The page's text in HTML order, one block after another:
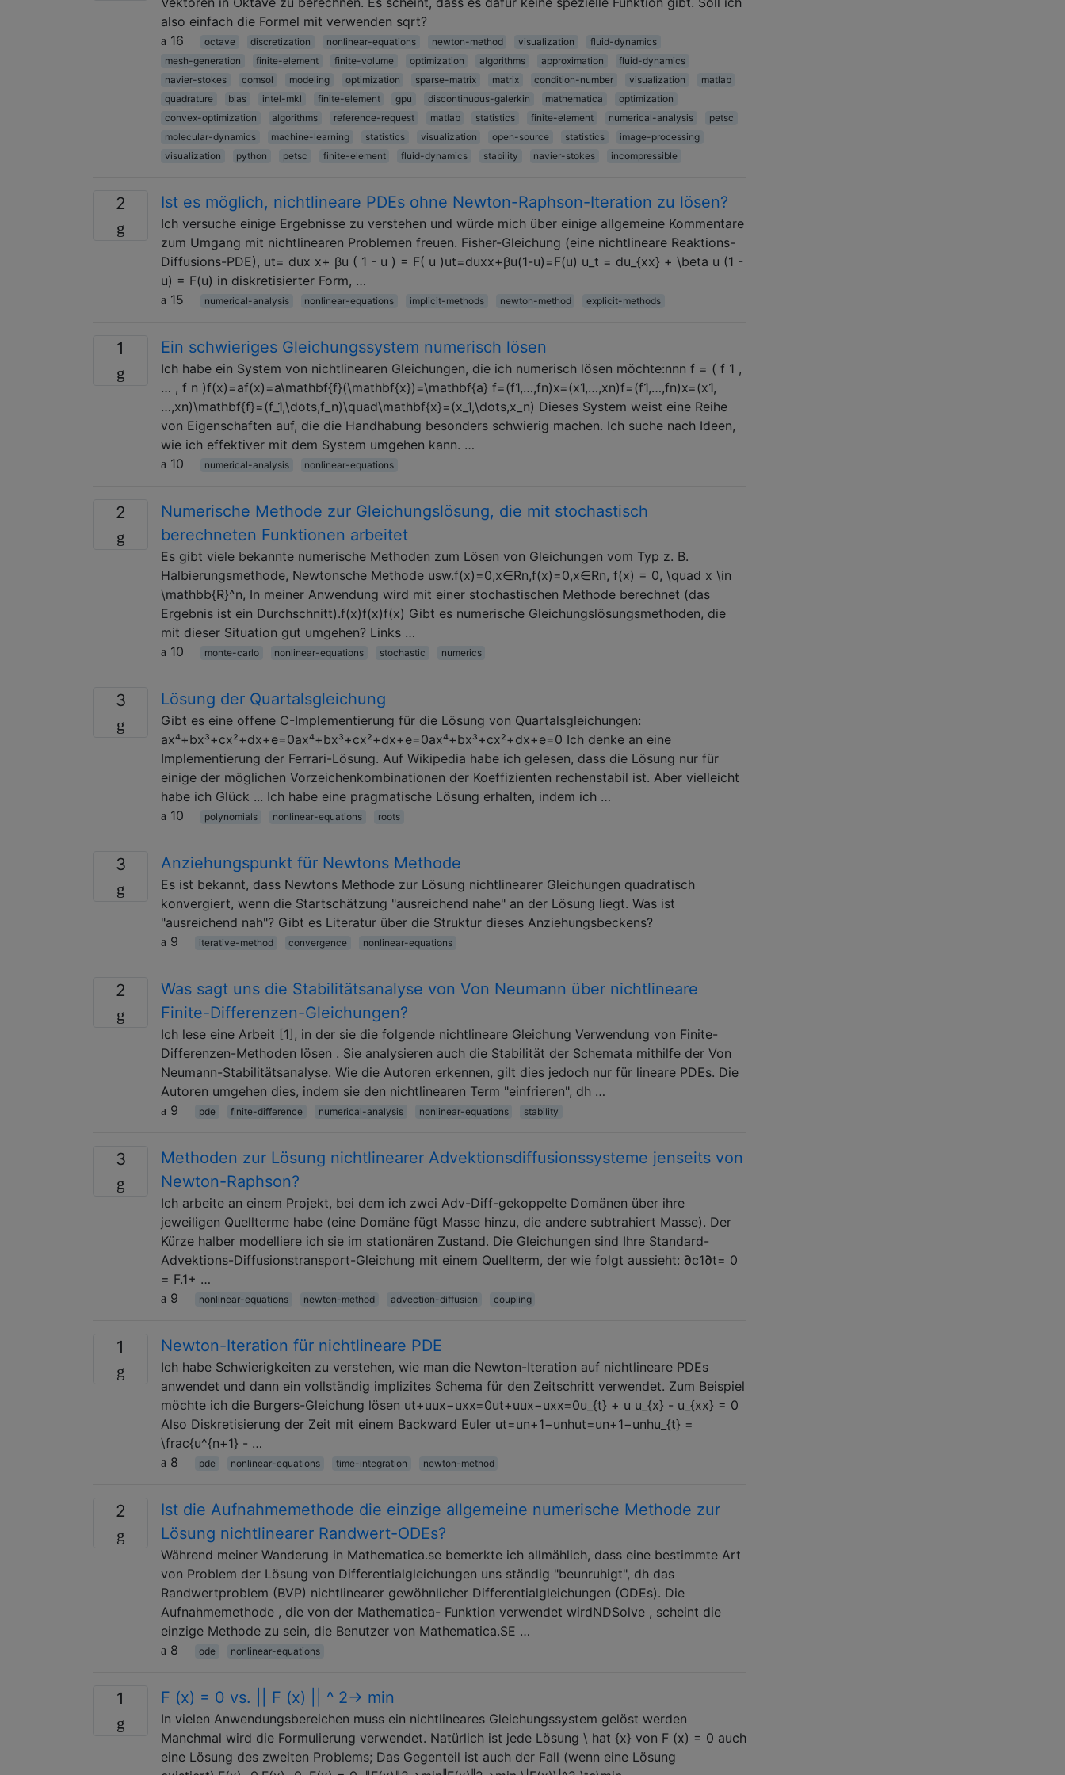
also einfach die Formel mit verwenden sqrt?
16
octave discretization nonlinear-equations newton-method visualization
fluid-dynamics
mesh-generation
finite-element finite-volume optimization algorithms approximation
fluid-dynamics
navier-stokes
comsol modeling optimization sparse-matrix matrix condition-number visualization
matlab
quadrature
blas intel-mkl finite-element gpu discontinuous-galerkin mathematica
optimization
convex-optimization
algorithms reference-request matlab statistics finite-element numerical-analysis
petsc
molecular-dynamics
machine-learning statistics visualization open-source statistics
image-processing
visualization
python petsc finite-element fluid-dynamics stability navier-stokes incompressible
2 Ist es möglich, nichtlineare PDEs ohne Newton-Raphson-Iteration zu lösen?
Ich versuche einige Ergebnisse zu verstehen und würde mich über einige allgemeine Kommentare
zum Umgang mit nichtlinearen Problemen freuen. Fisher-Gleichung (eine nichtlineare Reaktions-
Diffusions-PDE), ut= dux x+ βu ( 1 - u ) = F( u )ut=duxx+βu(1-u)=F(u) u_t = du_{xx} + \beta u (1 -
u) = F(u) in diskretisierter Form, …
15
numerical-analysis nonlinear-equations implicit-methods newton-method explicit-methods
1 Ein schwieriges Gleichungssystem numerisch lösen
Ich habe ein System von nichtlinearen Gleichungen, die ich numerisch lösen möchte:nnn f = ( f 1 ,
… , f n )f(x)=af(x)=a\mathbf{f}(\mathbf{x})=\mathbf{a} f=(f1,…,fn)x=(x1,…,xn)f=(f1,…,fn)x=(x1,
…,xn)\mathbf{f}=(f_1,\dots,f_n)\quad\mathbf{x}=(x_1,\dots,x_n) Dieses System weist eine Reihe
von Eigenschaften auf, die die Handhabung besonders schwierig machen. Ich suche nach Ideen,
wie ich effektiver mit dem System umgehen kann. …
10
numerical-analysis nonlinear-equations
2
Numerische Methode zur Gleichungslösung, die mit stochastisch
berechneten Funktionen arbeitet
Es gibt viele bekannte numerische Methoden zum Lösen von Gleichungen vom Typ z. B.
Halbierungsmethode, Newtonsche Methode usw.f(x)=0,x∈Rn,f(x)=0,x∈Rn, f(x) = 0, \quad x \in
\mathbb{R}^n, In meiner Anwendung wird mit einer stochastischen Methode berechnet (das
Ergebnis ist ein Durchschnitt).f(x)f(x)f(x) Gibt es numerische Gleichungslösungsmethoden, die
mit dieser Situation gut umgehen? Links …
10
monte-carlo nonlinear-equations stochastic numerics
3 Lösung der Quartalsgleichung
Gibt es eine offene C-Implementierung für die Lösung von Quartalsgleichungen:
ax⁴+bx³+cx²+dx+e=0ax⁴+bx³+cx²+dx+e=0ax⁴+bx³+cx²+dx+e=0 Ich denke an eine
Implementierung der Ferrari-Lösung. Auf Wikipedia habe ich gelesen, dass die Lösung nur für
einige der möglichen Vorzeichenkombinationen der Koeffizienten rechenstabil ist. Aber vielleicht
habe ich Glück ... Ich habe eine pragmatische Lösung erhalten, indem ich …
10
polynomials nonlinear-equations roots
3 Anziehungspunkt für Newtons Methode
Es ist bekannt, dass Newtons Methode zur Lösung nichtlinearer Gleichungen quadratisch
konvergiert, wenn die Startschätzung "ausreichend nahe" an der Lösung liegt. Was ist
"ausreichend nah"? Gibt es Literatur über die Struktur dieses Anziehungsbeckens?
9
iterative-method convergence nonlinear-equations
2
Was sagt uns die Stabilitätsanalyse von Von Neumann über nichtlineare
Finite-Differenzen-Gleichungen?
Ich lese eine Arbeit [1], in der sie die folgende nichtlineare Gleichung Verwendung von Finite-
Differenzen-Methoden lösen . Sie analysieren auch die Stabilität der Schemata mithilfe der Von
Neumann-Stabilitätsanalyse. Wie die Autoren erkennen, gilt dies jedoch nur für lineare PDEs. Die
Autoren umgehen dies, indem sie den nichtlinearen Term "einfrieren", dh …
9
pde finite-difference numerical-analysis nonlinear-equations stability
3
Methoden zur Lösung nichtlinearer Advektionsdiffusionssysteme jenseits von
Newton-Raphson?
Ich arbeite an einem Projekt, bei dem ich zwei Adv-Diff-gekoppelte Domänen über ihre
jeweiligen Quellterme habe (eine Domäne fügt Masse hinzu, die andere subtrahiert Masse). Der
Kürze halber modelliere ich sie im stationären Zustand. Die Gleichungen sind Ihre Standard-
Advektions-Diffusionstransport-Gleichung mit einem Quellterm, der wie folgt aussieht: ∂c1∂t= 0
= F.1+ …
9
nonlinear-equations newton-method advection-diffusion coupling
1 Newton-Iteration für nichtlineare PDE
Ich habe Schwierigkeiten zu verstehen, wie man die Newton-Iteration auf nichtlineare PDEs
anwendet und dann ein vollständig implizites Schema für den Zeitschritt verwendet. Zum Beispiel
möchte ich die Burgers-Gleichung lösen ut+uux−uxx=0ut+uux−uxx=0u_{t} + u u_{x} - u_{xx} = 0
Also Diskretisierung der Zeit mit einem Backward Euler ut=un+1−unhut=un+1−unhu_{t} =
\frac{u^{n+1} - …
8
pde nonlinear-equations time-integration newton-method
2
Ist die Aufnahmemethode die einzige allgemeine numerische Methode zur
Lösung nichtlinearer Randwert-ODEs?
Während meiner Wanderung in Mathematica.se bemerkte ich allmählich, dass eine bestimmte Art
von Problem der Lösung von Differentialgleichungen uns ständig "beunruhigt", dh das
Randwertproblem (BVP) nichtlinearer gewöhnlicher Differentialgleichungen (ODEs). Die
Aufnahmemethode , die von der Mathematica- Funktion verwendet wirdNDSolve , scheint die
einzige Methode zu sein, die Benutzer von Mathematica.SE …
8
ode nonlinear-equations
1 F (x) = 0 vs. || F (x) || ^ 2-> min
In vielen Anwendungsbereichen muss ein nichtlineares Gleichungssystem gelöst werden
Manchmal wird die Formulierung verwendet. Natürlich ist jede Lösung \ hat {x} von F (x) = 0 auch
eine Lösung des zweiten Problems; Das Gegenteil ist auch der Fall (wenn eine Lösung